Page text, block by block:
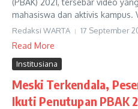
(PBAK) 2021, tersebar video
mahasiswa dan aktivis kampus.
Redaksi WARTA 17 September
Read More
Institusiana
Meski Terkendala,
Ikuti Penutupan PBAK